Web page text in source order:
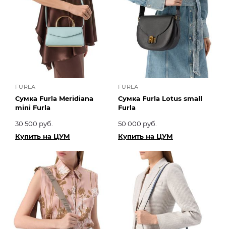
FURLA
Сумка Furla Meridiana
mini Furla
30 500 руб.
Купить на ЦУМ
FURLA
Сумка Furla Lotus small
Furla
50 000 руб.
Купить на ЦУМ